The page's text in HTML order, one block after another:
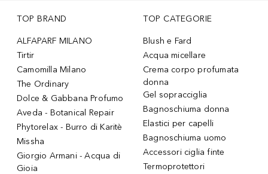
TOP BRAND
ALFAPARF MILANO
Tirtir
Camomilla Milano
The Ordinary
Dolce & Gabbana Profumo
Aveda - Botanical Repair
Phytorelax - Burro di Karitè
Missha
Giorgio Armani - Acqua di
Gioia
TOP CATEGORIE
Blush e Fard
Acqua micellare
Crema corpo profumata
donna
Gel sopracciglia
Bagnoschiuma donna
Elastici per capelli
Bagnoschiuma uomo
Accessori ciglia finte
Termoprotettori